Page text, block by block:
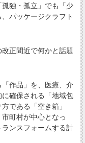
独・孤立」でも「少
パッケージクラフト
正間近で何かと話題
作品」を、医療、介
確保される「地域包
である「空き箱」
町村が中心となっ
ンスフォームする計